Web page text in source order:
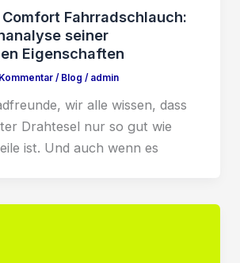
Comfort Fahrradschlauch:
seiner
Eigenschaften
/ Blog / admin
wir alle wissen, dass
Drahtesel nur so gut wie
ist. Und auch wenn es